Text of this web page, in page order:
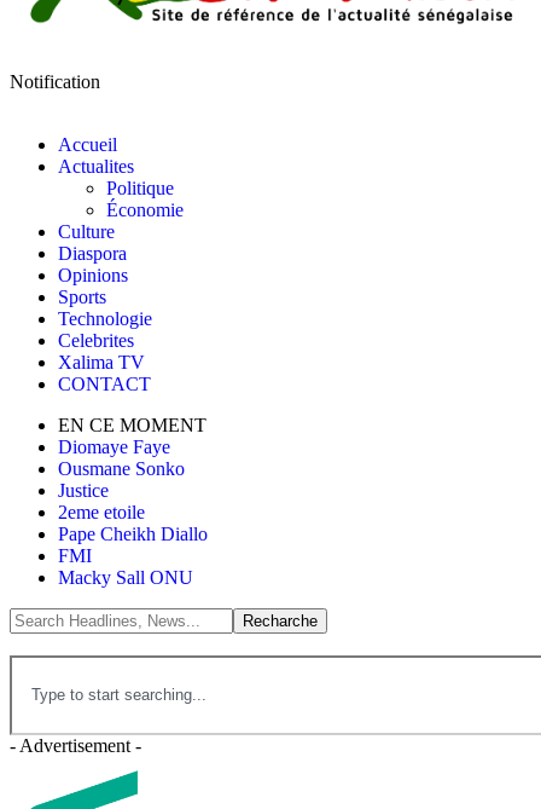
Notification
Accueil
Actualites
Politique
Économie
Culture
Diaspora
Opinions
Sports
Technologie
Celebrites
Xalima TV
CONTACT
EN CE MOMENT
Diomaye Faye
Ousmane Sonko
Justice
2eme etoile
Pape Cheikh Diallo
FMI
Macky Sall ONU
- Advertisement -